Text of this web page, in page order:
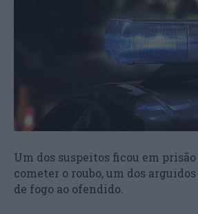
Um dos suspeitos ficou em
cometer o roubo, um dos
de fogo ao ofendido.